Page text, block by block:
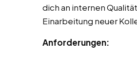
dich an internen
Einarbeitung neuer
Anforderungen: